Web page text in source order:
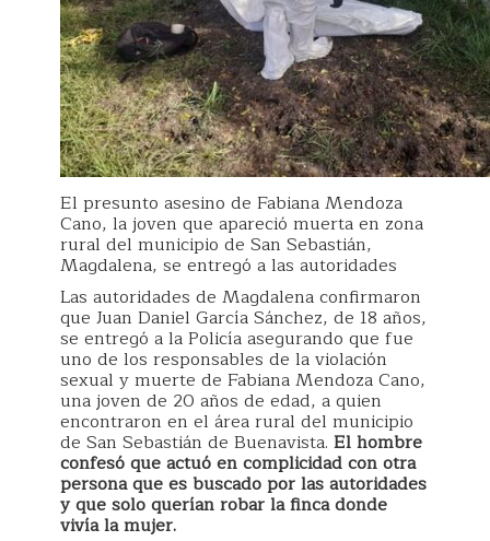
El presunto asesino de Fabiana Mendoza
Cano, la joven que apareció muerta en zona
rural del municipio de San Sebastián,
Magdalena, se entregó a las autoridades
Las autoridades de Magdalena confirmaron
que Juan Daniel García Sánchez, de 18 años,
se entregó a la Policía asegurando que fue
uno de los responsables de la violación
sexual y muerte de Fabiana Mendoza Cano,
una joven de 20 años de edad, a quien
encontraron en el área rural del municipio
de San Sebastián de Buenavista. El hombre
confesó que actuó en complicidad con otra
persona que es buscado por las autoridades
y que solo querían robar la finca donde
vivía la mujer.